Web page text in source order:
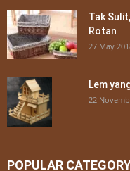
Tak
Rotan
27 May
Lem
22
POPULAR